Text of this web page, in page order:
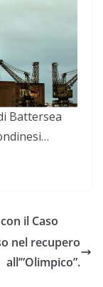
Battersea
il Caso
nel recupero
all’”Olimpico”.